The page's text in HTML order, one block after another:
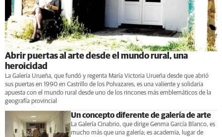
Abrir puertas al arte desde el mundo rural, una
heroicidad
La Galería Urueña, que fundó y regenta María Victoria Urueña desde que abrió
sus puertas en 1990 en Castrillo de los Polvazares, es una valiente y solidaria
apuesta con el mundo rural desde uno de los rincones más emblemáticos de la
geografía provincial
Un concepto diferente de galería de arte
La Galería Cinabrio, que dirige Genma García Blanco, es
mucho más que una galería; es academia, lugar de